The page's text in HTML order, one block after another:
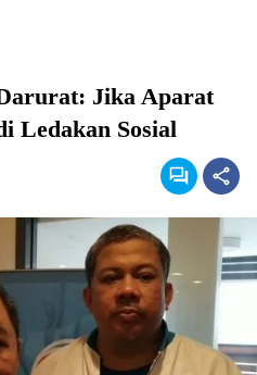
Jika Aparat
Ledakan Sosial